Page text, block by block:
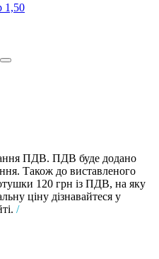
1,50
ПДВ. ПДВ буде додано
Також до виставленого
120 грн із ПДВ, на яку
ціну дізнавайтеся у
/